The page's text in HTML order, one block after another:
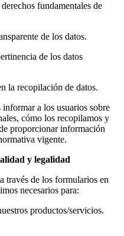
fundamentales de
de los datos.
de los datos
la recopilación de datos.
a los usuarios sobre
cómo los recopilamos y
proporcionar información
vigente.
y legalidad
través de los formularios en
necesarios para:
productos/servicios.